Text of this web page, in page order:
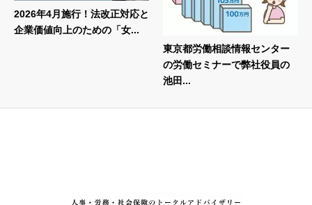
2026年4月施行！法改正対応と
企業価値向上のための「女...
東京都労働相談情報センター
の労働セミナーで弊社役員の
池田...